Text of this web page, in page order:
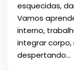
esquecidas,
Vamos
interno,
integrar
despertando...